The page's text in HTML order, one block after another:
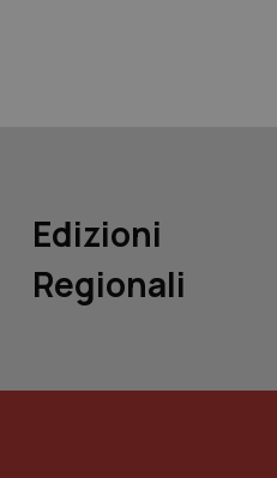
Edizioni
Regionali